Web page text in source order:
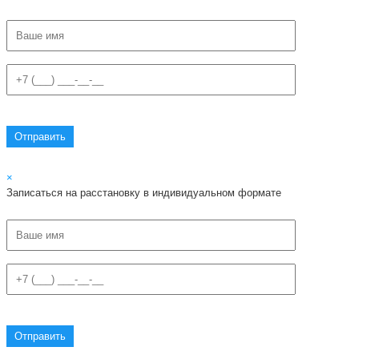
×
Записаться на расстановку в индивидуальном формате